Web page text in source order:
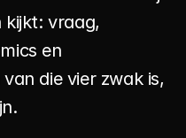
kijkt: vraag,
en
die vier zwak is,